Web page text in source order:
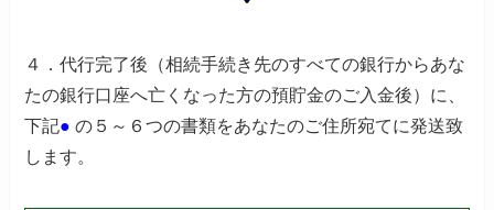
４ ．代行完了後（相続手続き先のすべての銀行からあな
たの銀行口座へ亡くなった方の預貯金のご入金後）に、
下記● の５～６つの書類をあなたのご住所宛てに発送致
します。